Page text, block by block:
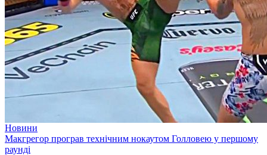
Новини
Макгрегор програв технічним нокаутом Голловею у першому
раунді